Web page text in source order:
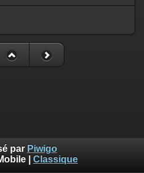
par Piwigo
Classique